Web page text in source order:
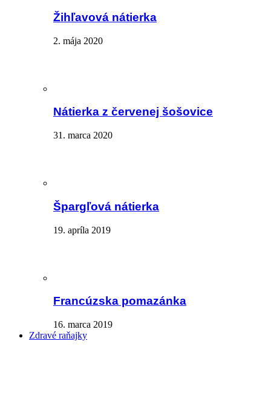
Žihľavová nátierka
2. mája 2020
Nátierka z červenej šošovice
31. marca 2020
Špargľová nátierka
19. apríla 2019
Francúzska pomazánka
16. marca 2019
Zdravé raňajky